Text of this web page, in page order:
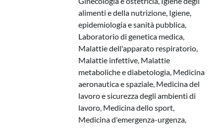
alimenti e della nutrizione, Igiene,
epidemiologia e sanità pubblica,
Laboratorio di genetica medica,
Malattie dell'apparato respiratorio,
Malattie infettive, Malattie
metaboliche e diabetologia, Medicina
aeronautica e spaziale, Medicina del
lavoro e sicurezza degli ambienti di
lavoro, Medicina dello sport,
Medicina d'emergenza-urgenza,